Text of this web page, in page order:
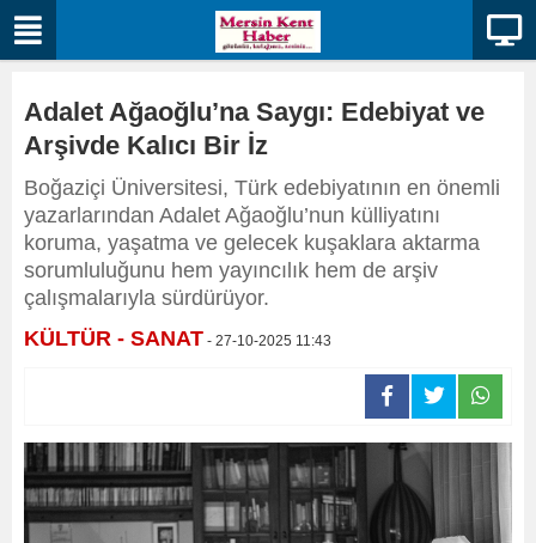
Adalet Ağaoğlu’na Saygı: Edebiyat ve
Arşivde Kalıcı Bir İz
Boğaziçi Üniversitesi, Türk edebiyatının en önemli
yazarlarından Adalet Ağaoğlu’nun külliyatını
koruma, yaşatma ve gelecek kuşaklara aktarma
sorumluluğunu hem yayıncılık hem de arşiv
çalışmalarıyla sürdürüyor.
KÜLTÜR - SANAT - 27-10-2025 11:43